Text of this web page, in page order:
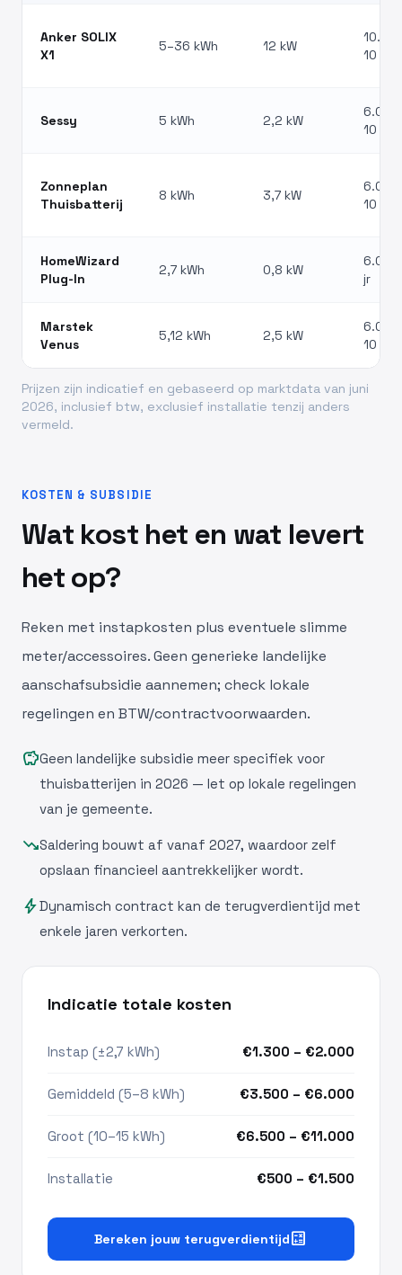
Anker SOLIX
X1
5–36 kWh 12 kW
10 jr
Sessy 5 kWh 2,2 kW
6.000
10 jr
Zonneplan
Thuisbatterij
8 kWh 3,7 kW
6.000
10 jr
HomeWizard
Plug-In
2,7 kWh 0,8 kW
jr
Marstek
Venus
5,12 kWh 2,5 kW
6.000
10 jr
Prijzen zijn indicatief en gebaseerd op marktdata van juni
2026, inclusief btw, exclusief installatie tenzij anders
vermeld.
KOSTEN & SUBSIDIE
Wat kost het en wat levert
het op?
Reken met instapkosten plus eventuele slimme
meter/accessoires. Geen generieke landelijke
aanschafsubsidie aannemen; check lokale
regelingen en BTW/contractvoorwaarden.
savingsGeen landelijke subsidie meer specifiek voor
thuisbatterijen in 2026 — let op lokale regelingen
van je gemeente.
trending_downSaldering bouwt af vanaf 2027, waardoor zelf
opslaan financieel aantrekkelijker wordt.
boltDynamisch contract kan de terugverdientijd met
enkele jaren verkorten.
Indicatie totale kosten
Instap (±2,7 kWh) €1.300 – €2.000
Gemiddeld (5–8 kWh) €3.500 – €6.000
Groot (10–15 kWh) €6.500 – €11.000
Installatie €500 – €1.500
Bereken jouw terugverdientijdcalculate